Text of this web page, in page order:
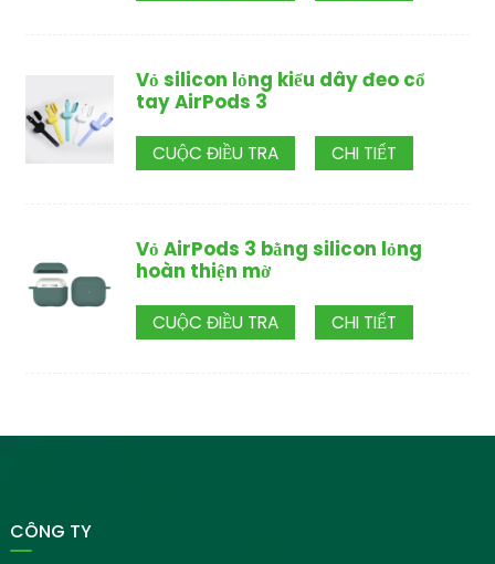
Vỏ silicon lỏng kiểu dây đeo cổ
tay AirPods 3
CUỘC ĐIỀU TRA CHI TIẾT
Vỏ AirPods 3 bằng silicon lỏng
hoàn thiện mờ
CUỘC ĐIỀU TRA CHI TIẾT
CÔNG TY